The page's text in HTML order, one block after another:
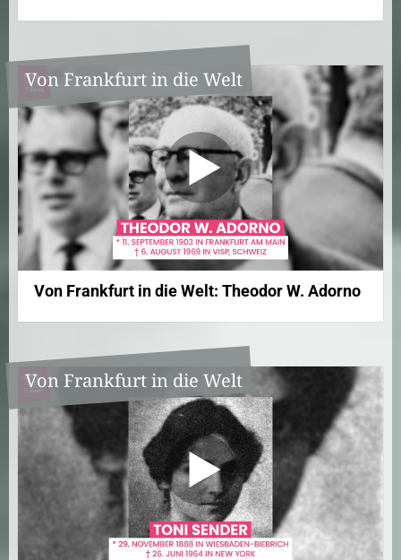
Von Frankfurt in die Welt
Von Frankfurt in die Welt: Theodor W. Adorno
Von Frankfurt in die Welt